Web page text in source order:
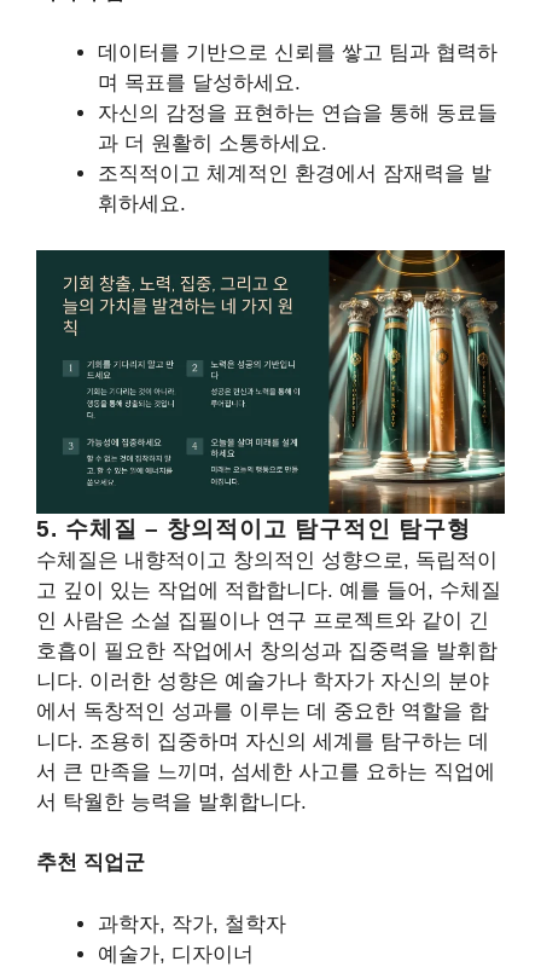
데이터를 기반으로 신뢰를 쌓고 팀과 협력하
며 목표를 달성하세요.
자신의 감정을 표현하는 연습을 통해 동료들
과 더 원활히 소통하세요.
조직적이고 체계적인 환경에서 잠재력을 발
휘하세요.
5. 수체질 – 창의적이고 탐구적인 탐구형
수체질은 내향적이고 창의적인 성향으로, 독립적이
고 깊이 있는 작업에 적합합니다. 예를 들어, 수체질
인 사람은 소설 집필이나 연구 프로젝트와 같이 긴
호흡이 필요한 작업에서 창의성과 집중력을 발휘합
니다. 이러한 성향은 예술가나 학자가 자신의 분야
에서 독창적인 성과를 이루는 데 중요한 역할을 합
니다. 조용히 집중하며 자신의 세계를 탐구하는 데
서 큰 만족을 느끼며, 섬세한 사고를 요하는 직업에
서 탁월한 능력을 발휘합니다.
추천 직업군
과학자, 작가, 철학자
예술가, 디자이너